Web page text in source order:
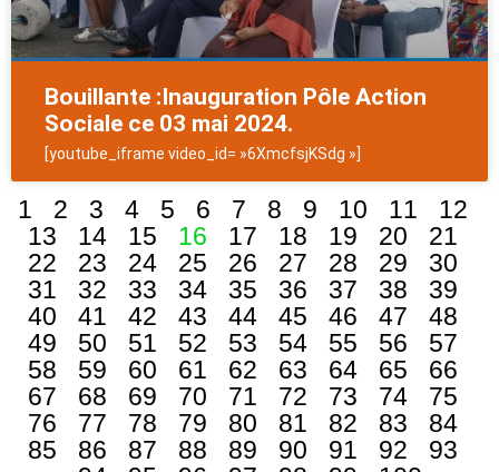
Bouillante :Inauguration Pôle Action
Sociale ce 03 mai 2024.
[youtube_iframe video_id= »6XmcfsjKSdg »]
1 2 3 4 5 6 7 8 9 10 11
12
13
14 15 16 17 18 19 20
21
22
23 24 25 26 27 28 29
30
31
32 33 34 35 36 37 38
39
40
41 42 43 44 45 46 47
48
49
50 51 52 53 54 55 56
57
58
59 60 61 62 63 64 65
66
67
68 69 70 71 72 73 74
75
76
77 78 79 80 81 82 83
84
85
86 87 88 89 90 91 92
93